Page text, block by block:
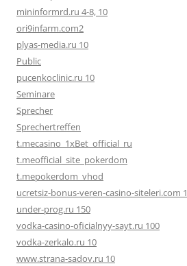
mininformrd.ru 4-8, 10
ori9infarm.com2
plyas-media.ru 10
Public
pucenkoclinic.ru 10
Seminare
Sprecher
Sprechertreffen
t.mecasino_1xBet_official_ru
t.meofficial_site_pokerdom
t.mepokerdom_vhod
ucretsiz-bonus-veren-casino-siteleri.com
under-prog.ru 150
vodka-casino-oficialnyy-sayt.ru 100
vodka-zerkalo.ru 10
www.strana-sadov.ru 10